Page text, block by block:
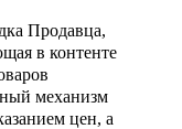
Продавца,
в контенте
механизм
цен, а